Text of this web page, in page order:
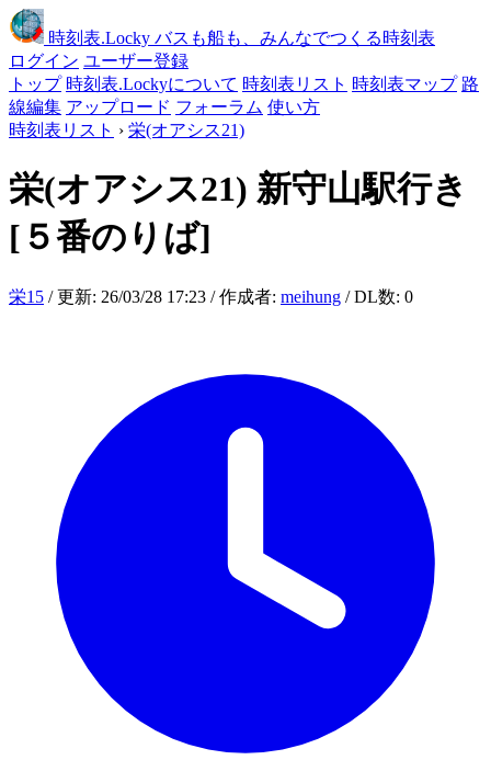
時刻表.Locky バスも船も、みんなでつくる時刻表
ログイン ユーザー登録
トップ 時刻表.Lockyについて 時刻表リスト 時刻表マップ 路
線編集 アップロード フォーラム 使い方
時刻表リスト › 栄(オアシス21)
栄(オアシス21) 新守山駅行き
[５番のりば]
栄15 / 更新: 26/03/28 17:23 / 作成者: meihung / DL数: 0